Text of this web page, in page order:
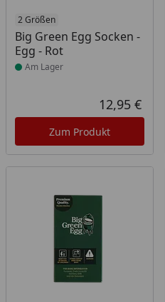
2 Größen
Big Green Egg Socken -
Egg - Rot
Produkt am Lager
Am Lager
12,95 €
Zum Produkt